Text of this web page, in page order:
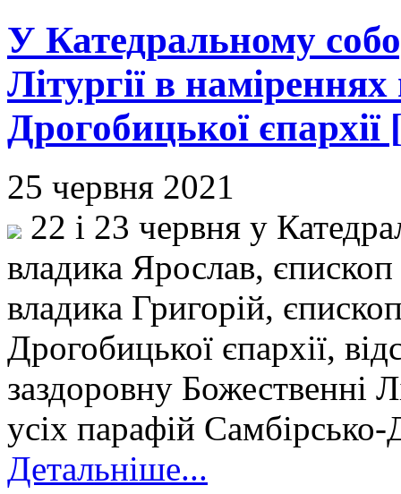
У Катедральному
Літургії в
Дрогобицької єпархії
25 червня 2021
22 і 23 червня у
владика Ярослав,
владика Григорій,
Дрогобицької єпархії,
заздоровну Божественні
усіх парафій
Детальніше...